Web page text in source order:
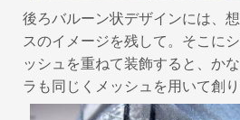
後ろバルーン状デザインには、
スのイメージを残して。そこに
ッシュを重ねて装飾すると、か
ラも同じくメッシュを用いて創り